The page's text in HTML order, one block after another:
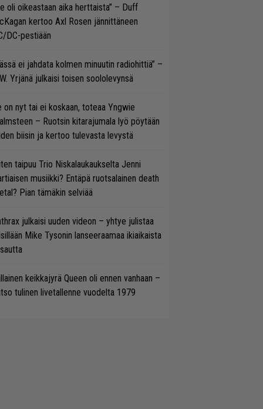
oli oikeastaan aika herttaista” – Duff
kertoo Axl Rosen jännittäneen
DC-pestiään
ei jahdata kolmen minuutin radiohittiä” –
Yrjänä julkaisi toisen soololevynsä
on nyt tai ei koskaan, toteaa Yngwie
– Ruotsin kitarajumala lyö pöytään
biisin ja kertoo tulevasta levystä
taipuu Trio Niskalaukaukselta Jenni
musiikki? Entäpä ruotsalainen death
Pian tämäkin selviää
julkaisi uuden videon – yhtye julistaa
Mike Tysonin lanseeraamaa ikiaikaista
keikkajyrä Queen oli ennen vanhaan –
tulinen livetallenne vuodelta 1979